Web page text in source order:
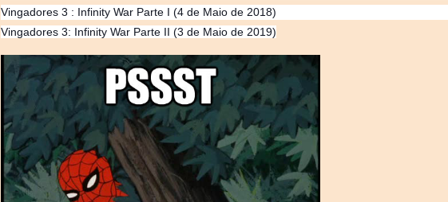
Vingadores 3 : Infinity War Parte I (4 de Maio de 2018)
Vingadores 3: Infinity War Parte II (3 de Maio de 2019)